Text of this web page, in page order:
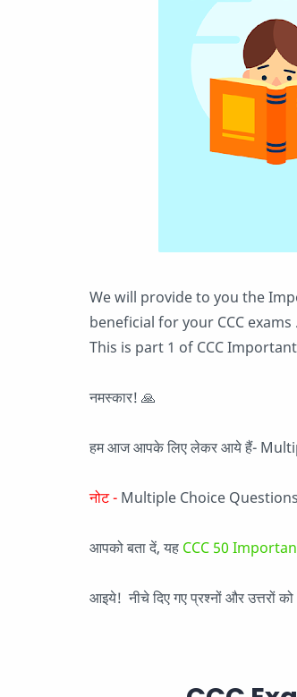
We will provide to you the
beneficial for your CCC exams .
This is part 1 of CCC
नमस्कार! 🙏
हम आज आपके लिए लेकर आये हैं-
नोट - Multiple Choice Questions
आपको बता दें, यह CCC 50
आइये! नीचे दिए गए प्रश्नों और उत्तरों